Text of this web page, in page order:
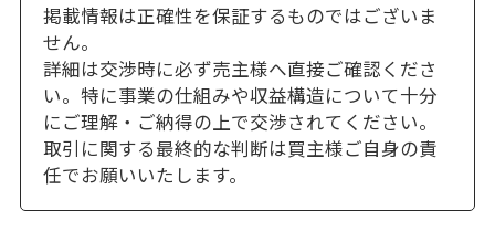
掲載情報は正確性を保証するものではございま
せん。
詳細は交渉時に必ず売主様へ直接ご確認くださ
い。特に事業の仕組みや収益構造について十分
にご理解・ご納得の上で交渉されてください。
取引に関する最終的な判断は買主様ご自身の責
任でお願いいたします。